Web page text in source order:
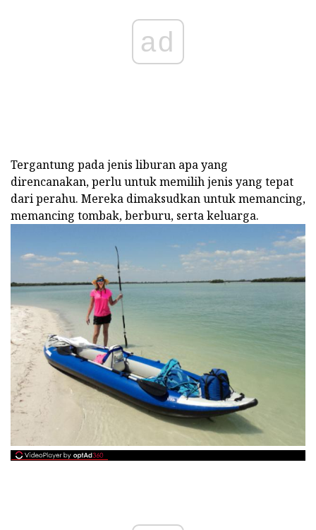
ad
Tergantung pada jenis liburan apa yang
direncanakan, perlu untuk memilih jenis yang tepat
dari perahu. Mereka dimaksudkan untuk memancing,
memancing tombak, berburu, serta keluarga.